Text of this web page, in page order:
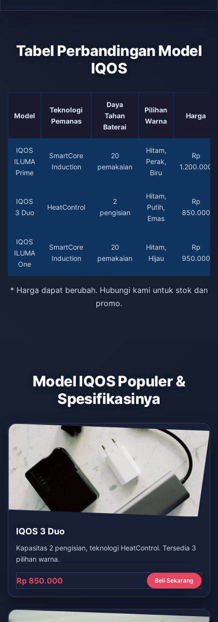
Tabel Perbandingan Model
IQOS
Model
Teknologi
Pemanas
Daya
Tahan
Baterai
Pilihan
Warna
Harga
IQOS
ILUMA
Prime
SmartCore
Induction
20
pemakaian
Hitam,
Perak,
Biru
Rp
1.200.000
IQOS
3 Duo
HeatControl
2
pengisian
Hitam,
Putih,
Emas
Rp
850.000
IQOS
ILUMA
One
SmartCore
Induction
20
pemakaian
Hitam,
Hijau
Rp
950.000
* Harga dapat berubah. Hubungi kami untuk stok dan
promo.
Model IQOS Populer &
Spesifikasinya
IQOS 3 Duo
Kapasitas 2 pengisian, teknologi HeatControl. Tersedia 3
pilihan warna.
Rp 850.000 Beli Sekarang